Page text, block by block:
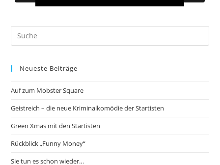
Suche
nach:
Neueste Beiträge
Auf zum Mobster Square
Geistreich – die neue Kriminalkomödie der Startisten
Green Xmas mit den Startisten
Rückblick „Funny Money“
Sie tun es schon wieder…